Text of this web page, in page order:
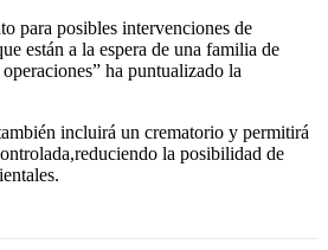
para posibles intervenciones de
están a la espera de una familia de
ha puntualizado la
incluirá un crematorio y permitirá
la posibilidad de